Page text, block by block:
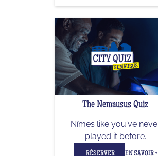
The Nemausus Quiz
Nîmes like you've
played it before.
RÉSERVER EN SAVOIR +